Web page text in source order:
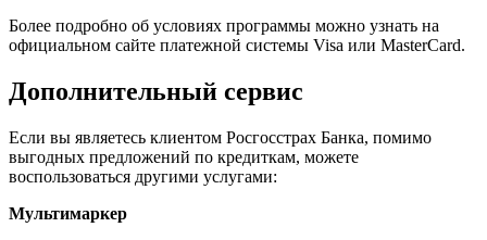
Более подробно об условиях программы можно узнать на
официальном сайте платежной системы Visa или MasterCard.
Дополнительный сервис
Если вы являетесь клиентом Росгосстрах Банка, помимо
выгодных предложений по кредиткам, можете
воспользоваться другими услугами:
Мультимаркер